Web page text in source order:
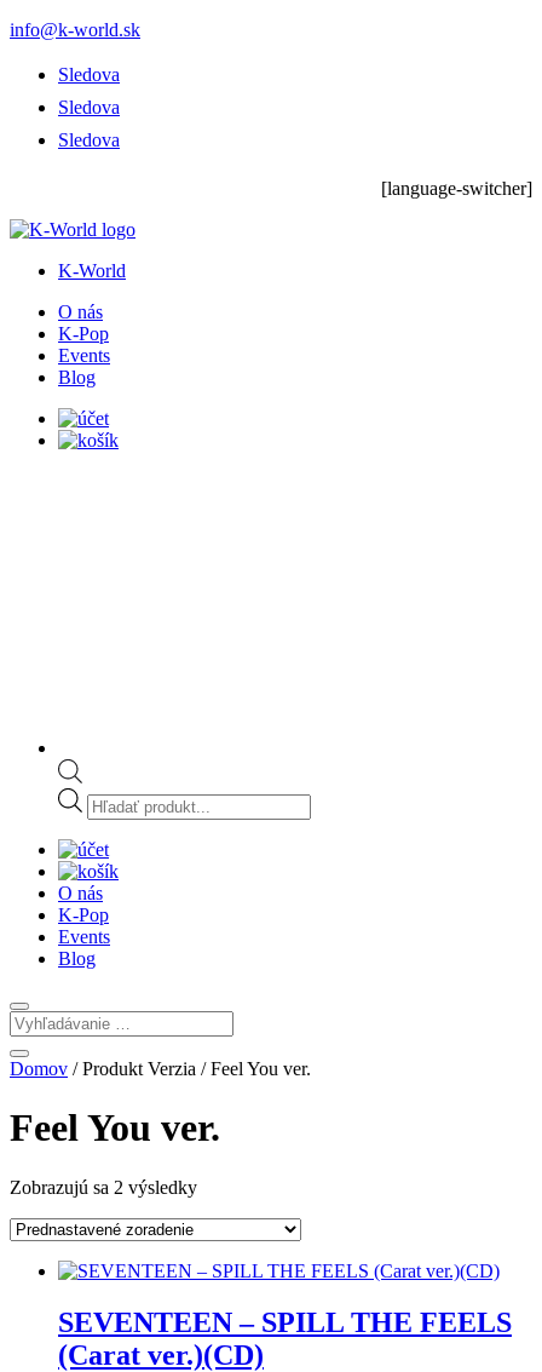
info@k-world.sk
Sledova
Sledova
Sledova
[language-switcher]
K-World
O nás
K-Pop
Events
Blog
Products
search
O nás
K-Pop
Events
Blog
Domov / Produkt Verzia / Feel You ver.
Feel You ver.
Zobrazujú sa 2 výsledky
SEVENTEEN – SPILL THE FEELS
(Carat ver.)(CD)